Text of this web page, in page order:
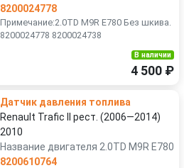
8200024778
Примечание:2.0TD M9R E780 Без шкива.
8200024778 8200024738
В наличии
4 500 ₽
Датчик давления топлива
Renault Trafic II рест. (2006—2014)
2010
Название двигателя 2.0TD M9R E780
8200610764